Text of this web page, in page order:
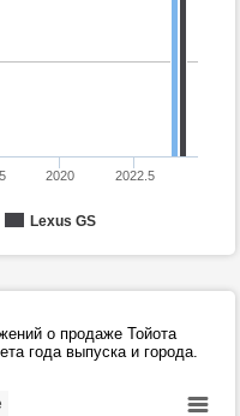
Lexus GS
2020 2022.5
о продаже Тойота
года выпуска и города.